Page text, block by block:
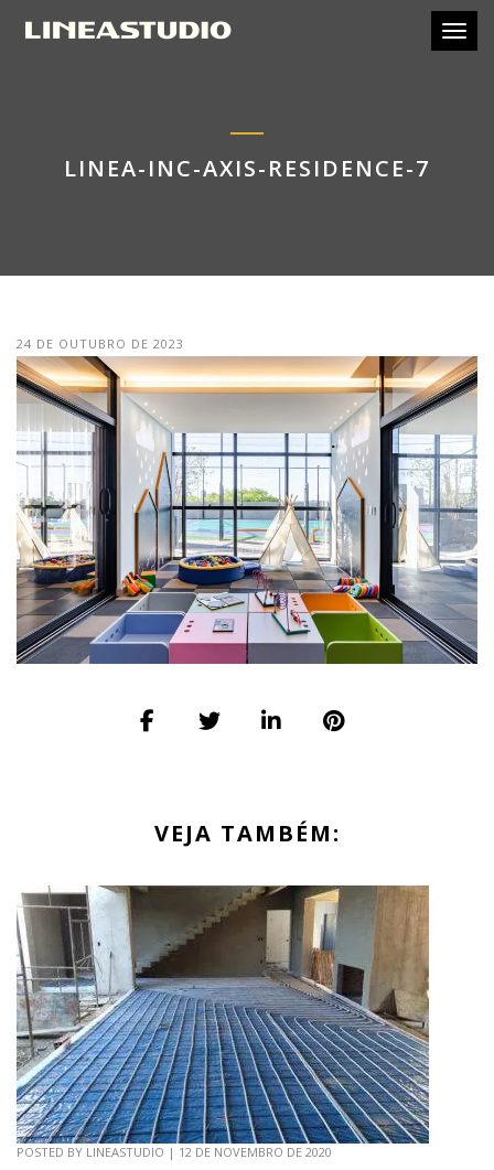
LINEA-INC-AXIS-RESIDENCE-7
24 DE OUTUBRO DE 2023
VEJA TAMBÉM:
POSTED BY LINEASTUDIO | 12 DE NOVEMBRO DE 2020